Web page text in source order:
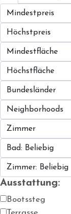
Ausstattung:
Bootssteg